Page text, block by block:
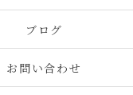
ブログ
お問い合わせ